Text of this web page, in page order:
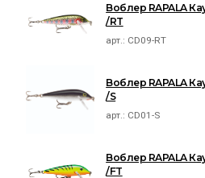
Воблер RAPALA
/RT
арт.: CD09-RT
Воблер RAPALA
/S
арт.: CD01-S
Воблер RAPALA
/FT